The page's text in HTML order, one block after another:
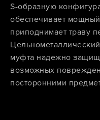
S-образную
обеспечивает
приподнимает траву
муфта надежно
возможных
посторонними